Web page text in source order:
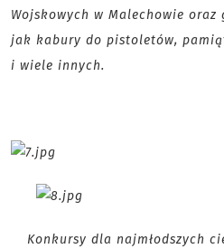
Wojskowych w Malechowie
jak kabury do pistoletów,
i wiele innych.
Konkursy dla najmłodszych